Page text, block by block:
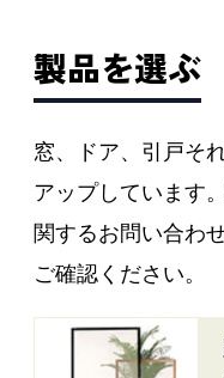
製品を選ぶ
窓、ドア、引戸そ
アップしています
関するお問い合わ
ご確認ください。